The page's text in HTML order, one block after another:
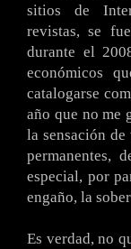
sitios de
revistas, se
durante el
económicos
catalogarse
año que no me
la sensación
permanentes,
especial, por
engaño, la
Es verdad, no